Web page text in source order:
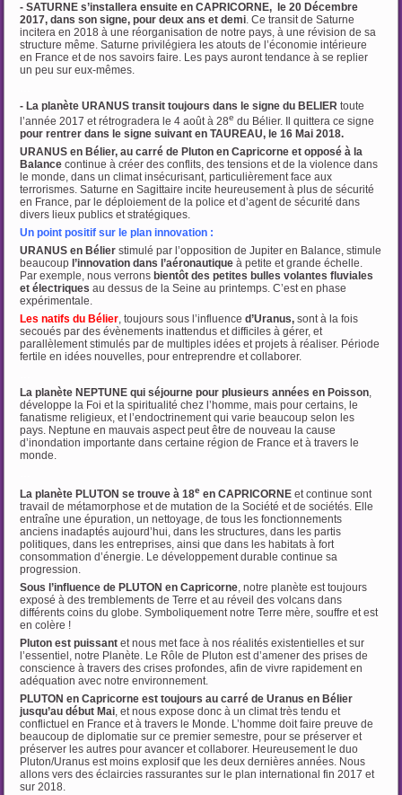
- SATURNE s’installera ensuite en CAPRICORNE, le 20 Décembre
2017, dans son signe, pour deux ans et demi. Ce transit de Saturne
incitera en 2018 à une réorganisation de notre pays, à une révision de sa
structure même. Saturne privilégiera les atouts de l’économie intérieure
en France et de nos savoirs faire. Les pays auront tendance à se replier
un peu sur eux-mêmes.
- La planète URANUS transit toujours dans le signe du BELIER toute
l’année 2017 et rétrogradera le 4 août à 28e du Bélier. Il quittera ce signe
pour rentrer dans le signe suivant en TAUREAU, le 16 Mai 2018.
URANUS en Bélier, au carré de Pluton en Capricorne et opposé à la
Balance continue à créer des conflits, des tensions et de la violence dans
le monde, dans un climat insécurisant, particulièrement face aux
terrorismes. Saturne en Sagittaire incite heureusement à plus de sécurité
en France, par le déploiement de la police et d’agent de sécurité dans
divers lieux publics et stratégiques.
Un point positifsur le plan innovation :
URANUS en Bélier stimulé par l’opposition de Jupiter en Balance, stimule
beaucoup l’innovation dans l’aéronautique à petite et grande échelle.
Par exemple, nous verrons bientôt des petites bulles volantes fluviales
et électriques au dessus de la Seine au printemps. C’est en phase
expérimentale.
Les natifs du Bélier, toujours sous l’influenced’Uranus, sont à la fois
secoués par des évènements inattendus et difficiles à gérer, et
parallèlement stimulés par de multiples idées et projets à réaliser. Période
fertile en idées nouvelles, pour entreprendre et collaborer.
La planète NEPTUNE qui séjourne pour plusieurs années en Poisson,
développe la Foi et la spiritualité chez l’homme, mais pour certains, le
fanatisme religieux, et l’endoctrinement qui varie beaucoup selon les
pays. Neptune en mauvais aspect peut être de nouveau la cause
d’inondation importante dans certaine région de France et à travers le
monde.
La planète PLUTON se trouve à 18e en CAPRICORNEet continue sont
travail de métamorphose et de mutation de la Société et de sociétés. Elle
entraîne une épuration, un nettoyage, de tous les fonctionnements
anciens inadaptés aujourd’hui, dans les structures, dans les partis
politiques, dans les entreprises, ainsi que dans les habitats à fort
consommation d’énergie. Le développement durable continue sa
progression.
Sous l’influence de PLUTON en Capricorne, notre planète est toujours
exposé à des tremblements de Terre et au réveil des volcans dans
différents coins du globe. Symboliquement notre Terre mère, souffre et est
en colère !
Pluton est puissantet nous met face à nos réalités existentielles et sur
l’essentiel, notre Planète. Le Rôle de Pluton est d’amener des prises de
conscience à travers des crises profondes, afin de vivre rapidement en
adéquation avec notre environnement.
PLUTON en Capricorne est toujours au carré de Uranus en Bélier
jusqu’au début Mai, et nous expose donc à un climat très tendu et
conflictuel en France et à travers le Monde. L’homme doit faire preuve de
beaucoup de diplomatie sur ce premier semestre, pour se préserver et
préserver les autres pour avancer et collaborer. Heureusement le duo
Pluton/Uranus est moins explosif que les deux dernières années. Nous
allons vers des éclaircies rassurantes sur le plan international fin 2017 et
sur 2018.